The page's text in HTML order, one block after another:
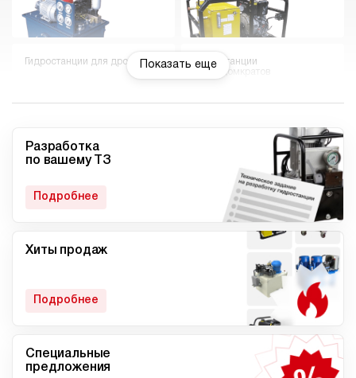
Гидростанции для дровокола
Гидростанции
гидродомкратов
Гидростанции для токарного
Мини гидростанции
Компактные гидростанции
Мобильные гидростанции Гидростанции с ДВС
Показать еще
Разработка
по вашему ТЗ
Подробнее
Хиты продаж
Подробнее
Специальные
предложения